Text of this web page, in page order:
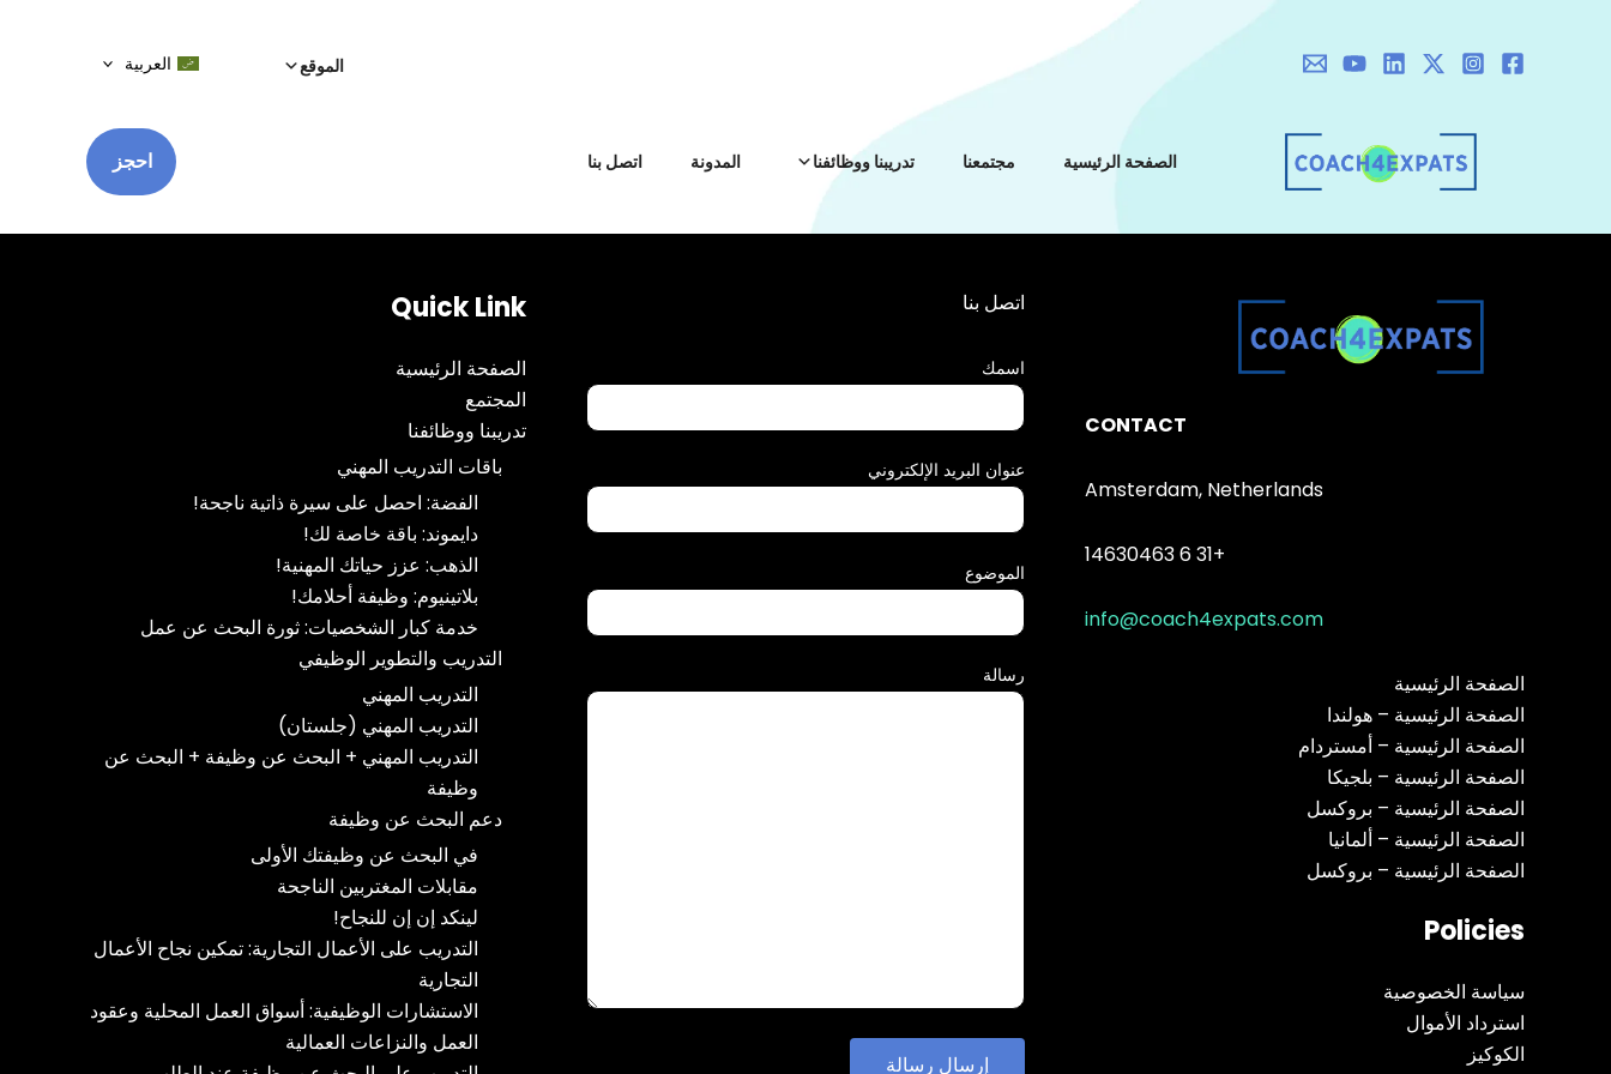
الموقع العربية
الصفحة الرئيسية مجتمعنا تدريبنا ووظائفنا المدونة اتصل بنا احجز
CONTACT
Amsterdam, Netherlands
+31 6 14630463
info@coach4expats.com
الصفحة الرئيسية
الصفحة الرئيسية – هولندا
الصفحة الرئيسية – أمستردام
الصفحة الرئيسية – بلجيكا
الصفحة الرئيسية – بروكسل
الصفحة الرئيسية – ألمانيا
الصفحة الرئيسية – بروكسل
Policies
سياسة الخصوصية
استرداد الأموال
الكوكيز
اتصل بنا
اسمك
عنوان البريد الإلكتروني
الموضوع
رسالة
Quick Link
الصفحة الرئيسية
المجتمع
تدريبنا ووظائفنا
باقات التدريب المهني
الفضة: احصل على سيرة ذاتية ناجحة!
دايموند: باقة خاصة لك!
الذهب: عزز حياتك المهنية!
بلاتينيوم: وظيفة أحلامك!
خدمة كبار الشخصيات: ثورة البحث عن عمل
التدريب والتطوير الوظيفي
التدريب المهني
التدريب المهني (جلستان)
التدريب المهني + البحث عن وظيفة + البحث عن
وظيفة
دعم البحث عن وظيفة
في البحث عن وظيفتك الأولى
مقابلات المغتربين الناجحة
لينكد إن إن للنجاح!
التدريب على الأعمال التجارية: تمكين نجاح الأعمال
التجارية
الاستشارات الوظيفية: أسواق العمل المحلية وعقود
العمل والنزاعات العمالية